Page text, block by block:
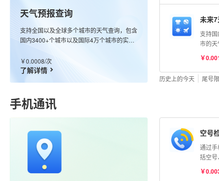
天气预报查询
支持全国以及全球多个城市的天气查询，包含
国内3400+个城市以及国际4万个城市的实况
会返回该经纬度最近的站点信息；更新频率分
钟级别。
￥0.0008/次
了解详情
测空
（
（优
染、
O₃、
CO浓
未来
支持
市的
天气
感冒
鱼、
￥
历史上的今天 尾号
手机通讯
空号
通过
括空
号码
￥